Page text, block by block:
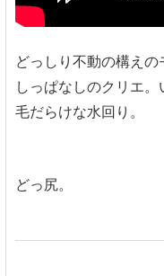
どっしり不動の構え
しっぱなしのクリエ。
毛だらけな水回り。
どっ尻。